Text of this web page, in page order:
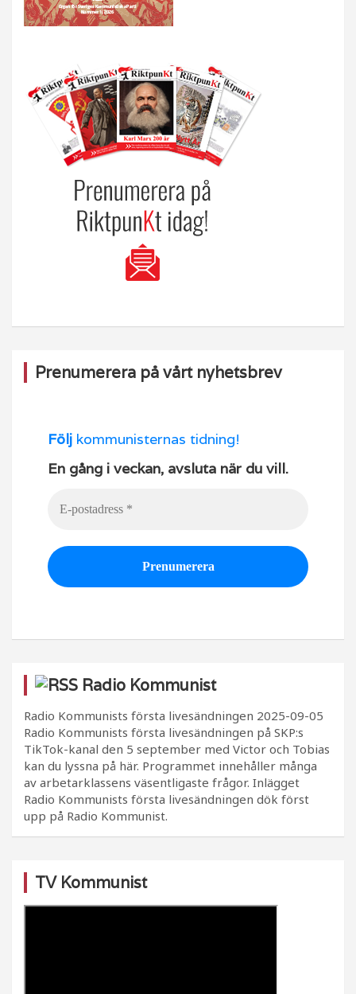
Prenumerera på vårt nyhetsbrev
Följ kommunisternas tidning!
En gång i veckan, avsluta när du vill.
Radio Kommunist
Radio Kommunists första livesändningen 2025-09-05
Radio Kommunists första livesändningen på SKP:s
TikTok-kanal den 5 september med Victor och Tobias
kan du lyssna på här. Programmet innehåller många
av arbetarklassens väsentligaste frågor. Inlägget
Radio Kommunists första livesändningen dök först
upp på Radio Kommunist.
TV Kommunist